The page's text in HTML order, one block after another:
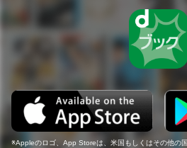
Appleのロゴ、App Storeは、米国もしくはその他の